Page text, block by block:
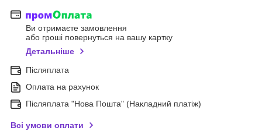
Ви отримаєте замовлення
або гроші повернуться на вашу картку
Детальніше
Післяплата
Оплата на рахунок
Післяплата "Нова Пошта" (Накладний платіж)
Всі умови оплати